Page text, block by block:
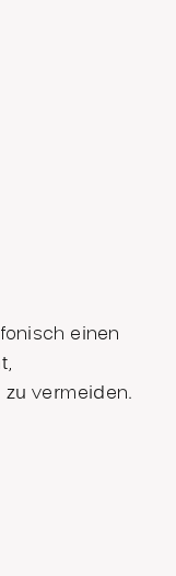
einen
vermeiden.